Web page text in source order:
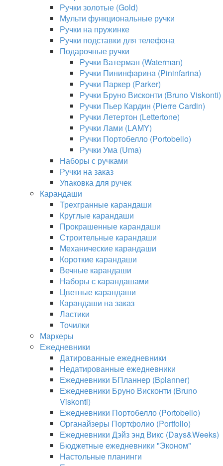
Ручки золотые (Gold)
Мульти функциональные ручки
Ручки на пружинке
Ручки подставки для телефона
Подарочные ручки
Ручки Ватерман (Waterman)
Ручки Пининфарина (Pininfarina)
Ручки Паркер (Parker)
Ручки Бруно Висконти (Bruno Viskonti)
Ручки Пьер Кардин (Pierre Cardin)
Ручки Летертон (Lettertone)
Ручки Лами (LAMY)
Ручки Портобелло (Portobello)
Ручки Ума (Uma)
Наборы с ручками
Ручки на заказ
Упаковка для ручек
Карандаши
Трехгранные карандаши
Круглые карандаши
Прокрашенные карандаши
Строительные карандаши
Механические карандаши
Короткие карандаши
Вечные карандаши
Наборы с карандашами
Цветные карандаши
Карандаши на заказ
Ластики
Точилки
Маркеры
Ежедневники
Датированные ежедневники
Недатированные ежедневники
Ежедневники БПланнер (Bplanner)
Ежедневники Бруно Висконти (Bruno
Viskonti)
Ежедневники Портобелло (Portobello)
Органайзеры Портфолио (Portfolio)
Ежедневники Дэйз энд Викс (Days&Weeks)
Бюджетные ежедневники "Эконом"
Настольные планинги